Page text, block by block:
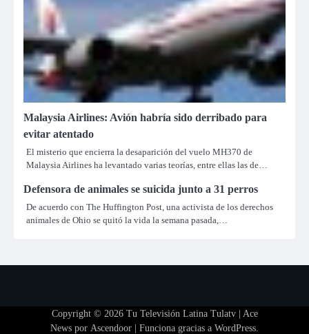
Malaysia Airlines: Avión habría sido derribado para
evitar atentado
El misterio que encierra la desaparición del vuelo MH370 de
Malaysia Airlines ha levantado varias teorías, entre ellas las de…
Defensora de animales se suicida junto a 31 perros
De acuerdo con The Huffington Post, una activista de los derechos
animales de Ohio se quitó la vida la semana pasada,…
Copyright © 2026 Tu Televisión Latina Tulatv| Ace
News por Ascendoor | Funciona gracias a WordPress